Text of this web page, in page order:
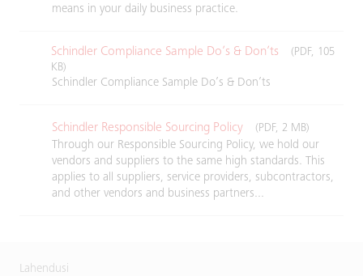
means in your daily business practice.
Schindler Compliance Sample Do’s & Don’ts
(PDF, 105
KB)
Schindler Compliance Sample Do’s & Don’ts
Schindler Responsible Sourcing Policy (PDF, 2 MB)
Through our Responsible Sourcing Policy, we hold our
vendors and suppliers to the same high standards. This
applies to all suppliers, service providers, subcontractors,
and other vendors and business partners...
Lahendusi